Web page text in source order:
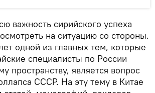
важность сирийского успеха
на ситуацию со стороны.
одной из главных тем, которые
специалисты по России
пространству, является вопрос
СССР. На эту тему в Китае